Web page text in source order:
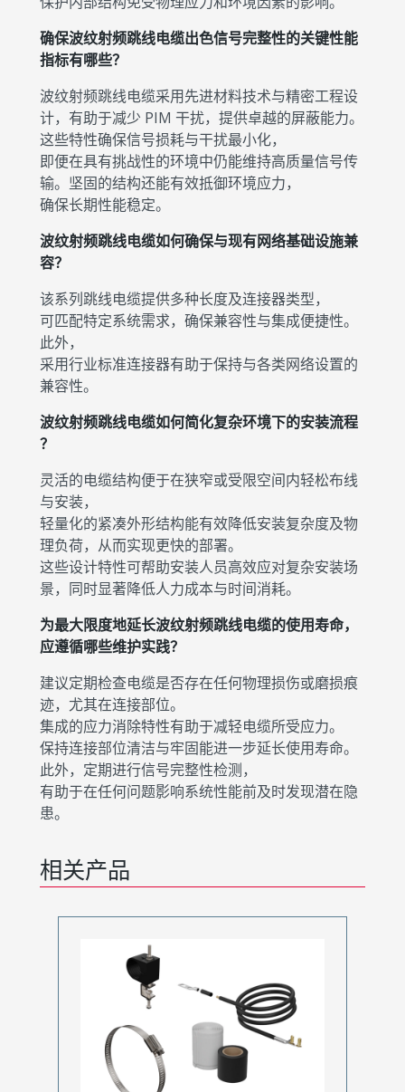
确保波纹射频跳线电缆出色信号完整性的关键性能
指标有哪些？
波纹射频跳线电缆采用先进材料技术与精密工程设
计，有助于减少 PIM 干扰，提供卓越的屏蔽能力。
这些特性确保信号损耗与干扰最小化，
即便在具有挑战性的环境中仍能维持高质量信号传
输。坚固的结构还能有效抵御环境应力，
确保长期性能稳定。
波纹射频跳线电缆如何确保与现有网络基础设施兼
容？
该系列跳线电缆提供多种长度及连接器类型，
可匹配特定系统需求，确保兼容性与集成便捷性。
此外，
采用行业标准连接器有助于保持与各类网络设置的
兼容性。
波纹射频跳线电缆如何简化复杂环境下的安装流程
？
灵活的电缆结构便于在狭窄或受限空间内轻松布线
与安装，
轻量化的紧凑外形结构能有效降低安装复杂度及物
理负荷，从而实现更快的部署。
这些设计特性可帮助安装人员高效应对复杂安装场
景，同时显著降低人力成本与时间消耗。
为最大限度地延长波纹射频跳线电缆的使用寿命，
应遵循哪些维护实践？
建议定期检查电缆是否存在任何物理损伤或磨损痕
迹，尤其在连接部位。
集成的应力消除特性有助于减轻电缆所受应力。
保持连接部位清洁与牢固能进一步延长使用寿命。
此外，定期进行信号完整性检测，
有助于在任何问题影响系统性能前及时发现潜在隐
患。
相关产品